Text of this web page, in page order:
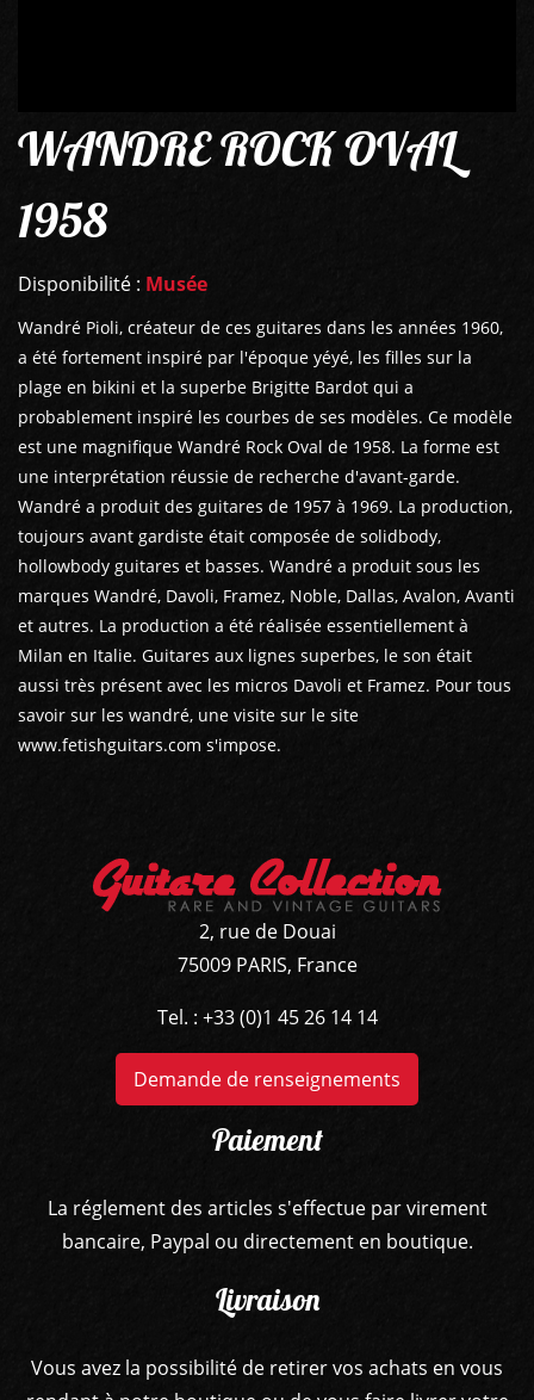
WANDRE ROCK OVAL
1958
Disponibilité : Musée
Wandré Pioli, créateur de ces guitares dans les années 1960,
a été fortement inspiré par l'époque yéyé, les filles sur la
plage en bikini et la superbe Brigitte Bardot qui a
probablement inspiré les courbes de ses modèles. Ce modèle
est une magnifique Wandré Rock Oval de 1958. La forme est
une interprétation réussie de recherche d'avant-garde.
Wandré a produit des guitares de 1957 à 1969. La production,
toujours avant gardiste était composée de solidbody,
hollowbody guitares et basses. Wandré a produit sous les
marques Wandré, Davoli, Framez, Noble, Dallas, Avalon, Avanti
et autres. La production a été réalisée essentiellement à
Milan en Italie. Guitares aux lignes superbes, le son était
aussi très présent avec les micros Davoli et Framez. Pour tous
savoir sur les wandré, une visite sur le site
www.fetishguitars.com s'impose.
2, rue de Douai
75009 PARIS, France
Tel. : +33 (0)1 45 26 14 14
Demande de renseignements
Paiement
La réglement des articles s'effectue par virement
bancaire, Paypal ou directement en boutique.
Livraison
Vous avez la possibilité de retirer vos achats en vous